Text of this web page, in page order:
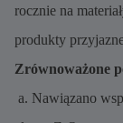
rocznie na
produkty
Zrównoważone
a. Nawiązano